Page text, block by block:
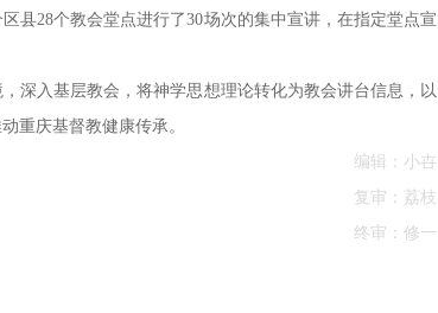
县28个教会堂点进行了30场次的集中宣讲，在指定堂点宣
深入基层教会，将神学思想理论转化为教会讲台信息，以
重庆基督教健康传承。
编辑：小卋
复审：荔枝
终审：修一